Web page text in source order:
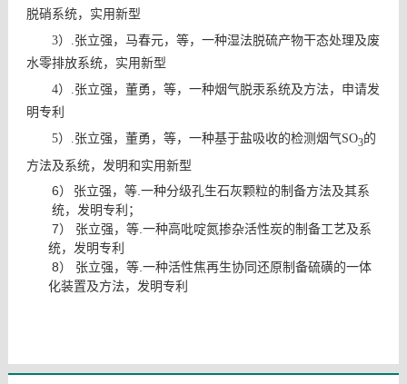
脱硝系统，实用新型
3）
张立强，马春元，等，一种湿法脱硫产物干态处理及废
水零排放系统，实用新型
4）
张立强，董勇，等，一种烟气脱汞系统及方法，申请发
明专利
5） 张立强，董勇，等，一种基于盐吸收的检测烟气SO3的
方法及系统，发明和实用新型
6）
张立强，等. 一种分级孔生石灰颗粒的制备方法及其系
统，发明专利；
7） 张立强，等. 一种高吡啶氮掺杂活性炭的制备工艺及系
统，发明专利
8） 张立强，等. 一种活性焦再生协同还原制备硫磺的一体
化装置及方法，发明专利